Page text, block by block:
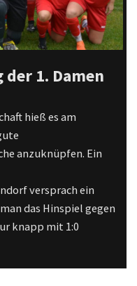
1. Damen
hieß es am
anzuknüpfen. Ein
versprach ein
das Hinspiel gegen
knapp mit 1:0